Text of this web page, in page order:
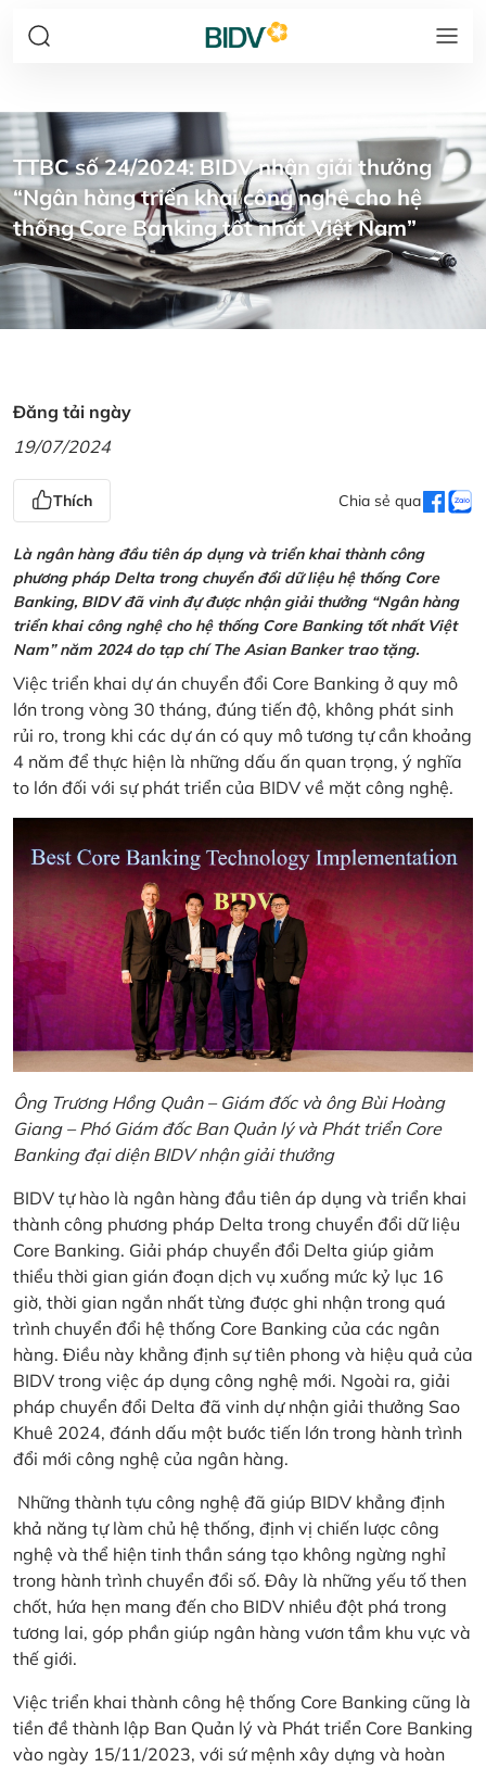
TTBC số 24/2024: BIDV nhận giải thưởng
“Ngân hàng triển khai công nghệ cho hệ
thống Core Banking tốt nhất Việt Nam”
Đăng tải ngày
19/07/2024
Thích Chia sẻ qua
Là ngân hàng đầu tiên áp dụng và triển khai thành công
phương pháp Delta trong chuyển đổi dữ liệu hệ thống Core
Banking, BIDV đã vinh đự được nhận giải thưởng “Ngân hàng
triển khai công nghệ cho hệ thống Core Banking tốt nhất Việt
Nam” năm 2024 do tạp chí The Asian Banker trao tặng.
Việc triển khai dự án chuyển đổi Core Banking ở quy mô
lớn trong vòng 30 tháng, đúng tiến độ, không phát sinh
rủi ro, trong khi các dự án có quy mô tương tự cần khoảng
4 năm để thực hiện là những dấu ấn quan trọng, ý nghĩa
to lớn đối với sự phát triển của BIDV về mặt công nghệ.
Ông Trương Hồng Quân – Giám đốc và ông Bùi Hoàng
Giang – Phó Giám đốc Ban Quản lý và Phát triển Core
Banking đại diện BIDV nhận giải thưởng
BIDV tự hào là ngân hàng đầu tiên áp dụng và triển khai
thành công phương pháp Delta trong chuyển đổi dữ liệu
Core Banking. Giải pháp chuyển đổi Delta giúp giảm
thiểu thời gian gián đoạn dịch vụ xuống mức kỷ lục 16
giờ, thời gian ngắn nhất từng được ghi nhận trong quá
trình chuyển đổi hệ thống Core Banking của các ngân
hàng. Điều này khẳng định sự tiên phong và hiệu quả của
BIDV trong việc áp dụng công nghệ mới. Ngoài ra, giải
pháp chuyển đổi Delta đã vinh dự nhận giải thưởng Sao
Khuê 2024, đánh dấu một bước tiến lớn trong hành trình
đổi mới công nghệ của ngân hàng.
Những thành tựu công nghệ đã giúp BIDV khẳng định
khả năng tự làm chủ hệ thống, định vị chiến lược công
nghệ và thể hiện tinh thần sáng tạo không ngừng nghỉ
trong hành trình chuyển đổi số. Đây là những yếu tố then
chốt, hứa hẹn mang đến cho BIDV nhiều đột phá trong
tương lai, góp phần giúp ngân hàng vươn tầm khu vực và
thế giới.
Việc triển khai thành công hệ thống Core Banking cũng là
tiền đề thành lập Ban Quản lý và Phát triển Core Banking
vào ngày 15/11/2023, với sứ mệnh xây dựng và hoàn